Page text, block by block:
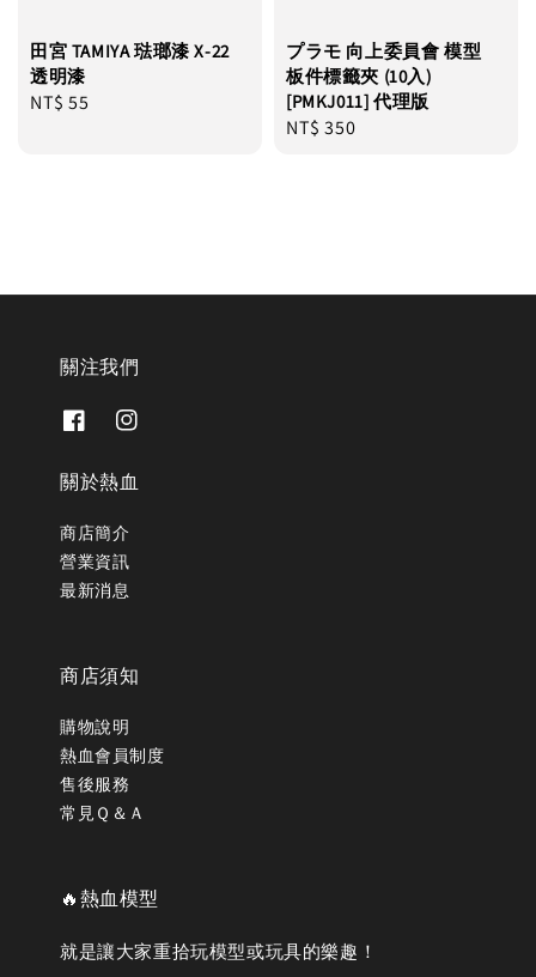
田宮 TAMIYA 琺瑯漆 X-22
透明漆
Regular
NT$ 55
プラモ 向上委員會 模型
板件標籤夾 (10入)
[PMKJ011] 代理版
Regular
NT$ 350
關注我們
關於熱血
商店簡介
營業資訊
最新消息
商店須知
購物說明
熱血會員制度
售後服務
常見Ｑ＆Ａ
🔥熱血模型
就是讓大家重拾玩模型或玩具的樂趣！